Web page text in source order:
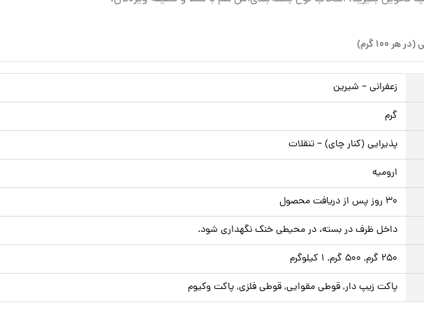
100 گرم)
زعفرانی – شیرین
گرم
پذیرایی (کنار چای) – تنقلات
ارومیه
30 روز پس از دریافت محصول
داخل ظرف در بسته، در محیطی خنک نگهداری شود.
250 گرم, 500 گرم, 1 کیلوگرم
پاکت زیپ دار, قوطی مقوایی, قوطی فلزی, پاکت وکیوم